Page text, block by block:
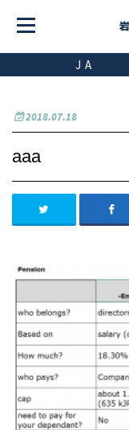
JA
2018.07.18
aaa